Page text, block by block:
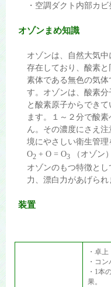
・空調ダクト内部カビ
オゾンまめ知識
オゾンは、自然大気中
存在しており、酸素と
素体である無色の気体
す。オゾンは、酸素分
と酸素原子からできて
ます。１～２分で酸
ん。その濃度にさえ
境にやさしい衛生管理
O2 + O = O3 （オゾン）
オゾンのもつ特徴と
力、漂白力があげられ
装置
・卓上
・コ
・1本
果。